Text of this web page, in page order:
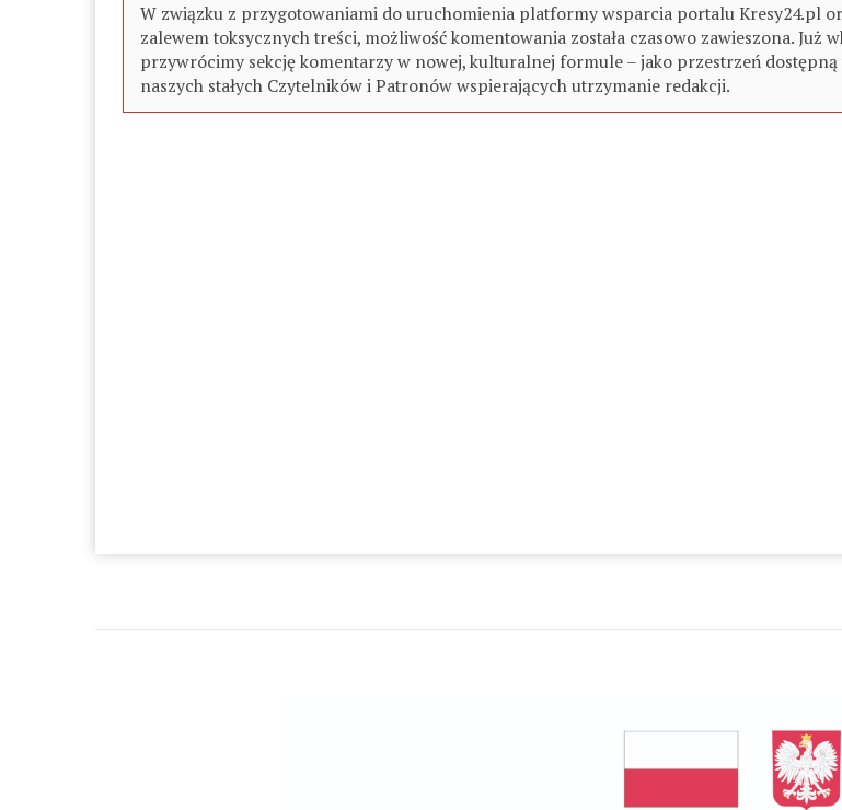
W związku z przygotowaniami do uruchomienia platformy wsparcia portalu Kresy24.pl
zalewem toksycznych treści, możliwość komentowania została czasowo zawieszona. Już
przywrócimy sekcję komentarzy w nowej, kulturalnej formule – jako przestrzeń dostępną
naszych stałych Czytelników i Patronów wspierających utrzymanie redakcji.